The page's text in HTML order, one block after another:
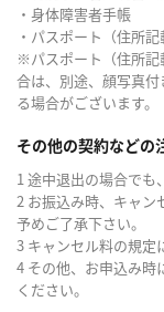
・身体障害者手帳
・パスポート（住所記
※パスポート（住所記
合は、別途、顔写真
る場合がございます。
その他の契約などの
1 途中退出の場合でも
2 お振込み時、キャン
予めご了承下さい。
3 キャンセル料の規定
4 その他、お申込み時
ください。